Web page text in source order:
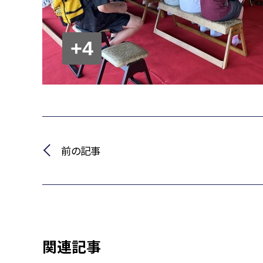
+4
前の記事
関連記事